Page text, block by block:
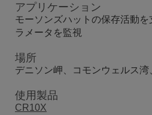
アプリケーション
モーソンズハットの保存活動
ラメータを監視
場所
デニソン岬、コモンウェルス湾
使用製品
CR10X